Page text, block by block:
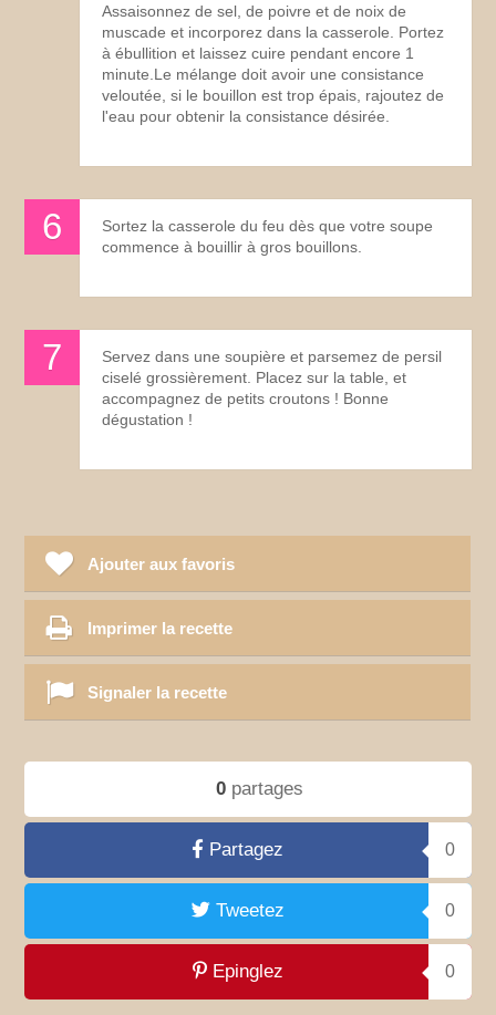
Assaisonnez de sel, de poivre et de noix de
muscade et incorporez dans la casserole. Portez
à ébullition et laissez cuire pendant encore 1
minute.Le mélange doit avoir une consistance
veloutée, si le bouillon est trop épais, rajoutez de
l'eau pour obtenir la consistance désirée.
Sortez la casserole du feu dès que votre soupe
commence à bouillir à gros bouillons.
Servez dans une soupière et parsemez de persil
ciselé grossièrement. Placez sur la table, et
accompagnez de petits croutons ! Bonne
dégustation !
Ajouter aux favoris
Imprimer la recette
Signaler la recette
0partages
Partagez 0
Tweetez 0
Epinglez 0